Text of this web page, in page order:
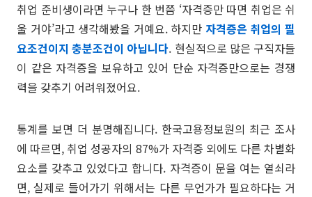
취업 준비생이라면 누구나 한 번쯤 ‘자격증만 따면 취업은 쉬
울 거야’라고 생각해봤을 거예요. 하지만 자격증은 취업의 필
요조건이지 충분조건이 아닙니다. 현실적으로 많은 구직자들
이 같은 자격증을 보유하고 있어 단순 자격증만으로는 경쟁
력을 갖추기 어려워졌어요.
통계를 보면 더 분명해집니다. 한국고용정보원의 최근 조사
에 따르면, 취업 성공자의 87%가 자격증 외에도 다른 차별화
요소를 갖추고 있었다고 합니다. 자격증이 문을 여는 열쇠라
면, 실제로 들어가기 위해서는 다른 무언가가 필요하다는 거